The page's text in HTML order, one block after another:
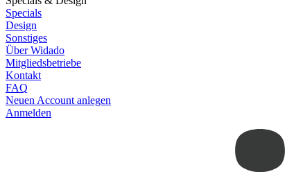
Specials
Design
Sonstiges
Über Widado
Mitgliedsbetriebe
Kontakt
FAQ
Neuen Account anlegen
Anmelden